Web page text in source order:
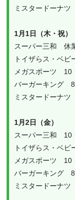
ミスタードーナツ
1月1日（木・祝）
スーパー三和　休
トイザらス・ベ
メガスポーツ　10
バーガーキング　
ミスタードーナツ
1月2日（金）
スーパー三和　10
トイザらス・ベビ
メガスポーツ　10
バーガーキング　
ミスタードーナツ